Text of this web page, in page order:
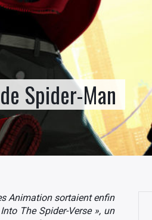
Spider-Man
Animation sortaient enfin
The Spider-Verse », un